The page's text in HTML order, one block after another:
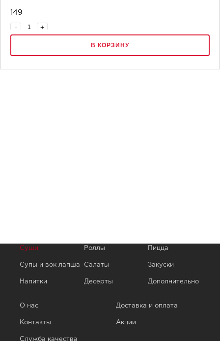
Белки: 6.5 г
Жиры: 8 г
149
- +
В КОРЗИНУ
Суши Роллы Пицца
Супы и вок лапша Салаты Закуски
Напитки Десерты Дополнительно
О нас Доставка и оплата
Контакты Акции
Служба качества